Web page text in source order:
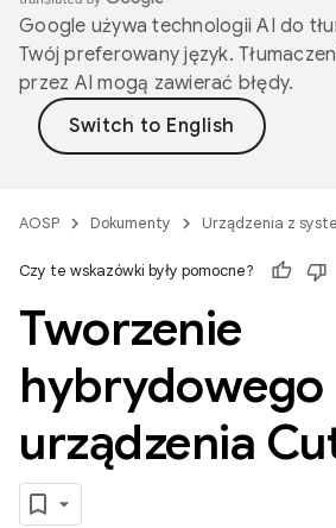
Google używa technologii AI do
Twój preferowany język.
przez AI mogą zawierać błędy.
AOSP Dokumenty Urządzenia z
Czy te wskazówki były pomocne?
Tworzenie
hybrydowego
urządzenia